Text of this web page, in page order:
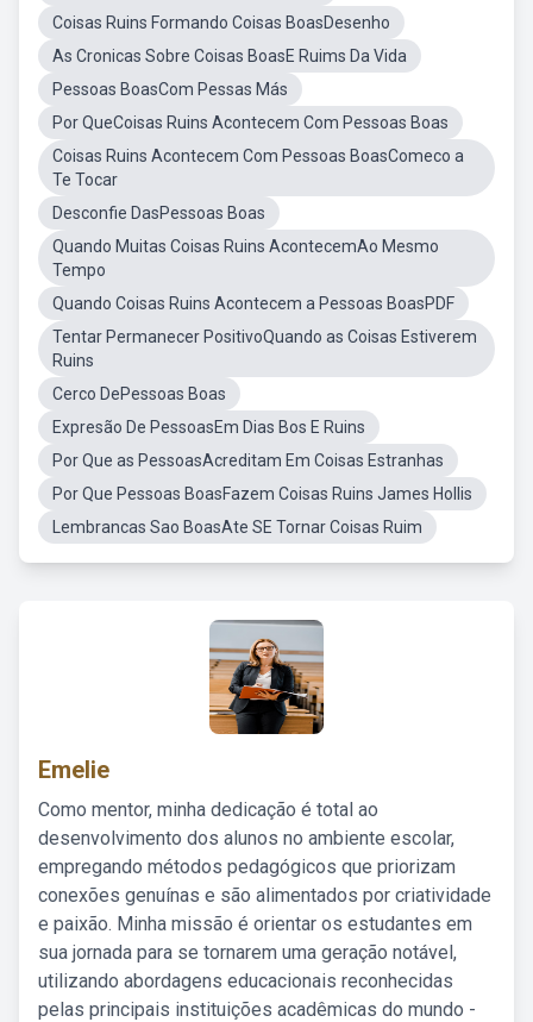
Coisas Ruins Formando Coisas BoasDesenho
As Cronicas Sobre Coisas BoasE Ruims Da Vida
Pessoas BoasCom Pessas Más
Por QueCoisas Ruins Acontecem Com Pessoas Boas
Coisas Ruins Acontecem Com Pessoas BoasComeco a
Te Tocar
Desconfie DasPessoas Boas
Quando Muitas Coisas Ruins AcontecemAo Mesmo
Tempo
Quando Coisas Ruins Acontecem a Pessoas BoasPDF
Tentar Permanecer PositivoQuando as Coisas Estiverem
Ruins
Cerco DePessoas Boas
Expresão De PessoasEm Dias Bos E Ruins
Por Que as PessoasAcreditam Em Coisas Estranhas
Por Que Pessoas BoasFazem Coisas Ruins James Hollis
Lembrancas Sao BoasAte SE Tornar Coisas Ruim
Emelie
Como mentor, minha dedicação é total ao
desenvolvimento dos alunos no ambiente escolar,
empregando métodos pedagógicos que priorizam
conexões genuínas e são alimentados por criatividade
e paixão. Minha missão é orientar os estudantes em
sua jornada para se tornarem uma geração notável,
utilizando abordagens educacionais reconhecidas
pelas principais instituições acadêmicas do mundo -